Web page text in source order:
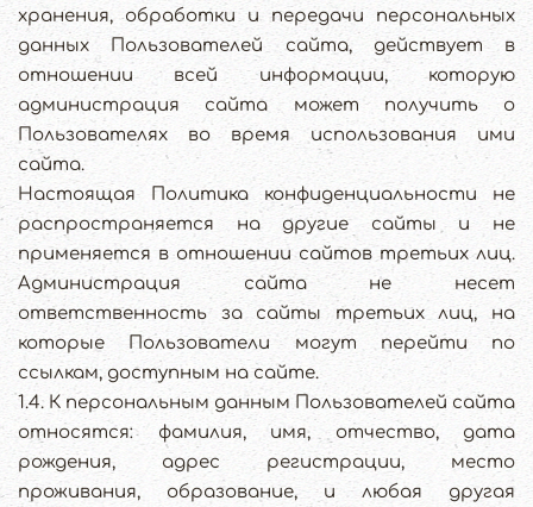
хранения, обработки и передачи персональных
данных Пользователей сайта, действует в
отношении всей информации, которую
администрация сайта может получить о
Пользователях во время использования ими
сайта.
Настоящая Политика конфиденциальности не
распространяется на другие сайты и не
применяется в отношении сайтов третьих лиц.
Администрация сайта не несет
ответственность за сайты третьих лиц, на
которые Пользователи могут перейти по
ссылкам, доступным на сайте.
1.4. К персональным данным Пользователей сайта
относятся: фамилия, имя, отчество, дата
рождения, адрес регистрации, место
проживания, образование, и любая другая